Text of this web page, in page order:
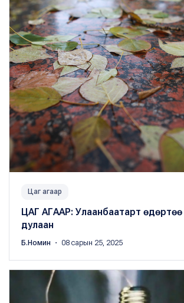
Цаг агаар
ЦАГ АГААР: Улаанбаатарт
дулаан
Б.Номин ・ 08 сарын 25, 2025